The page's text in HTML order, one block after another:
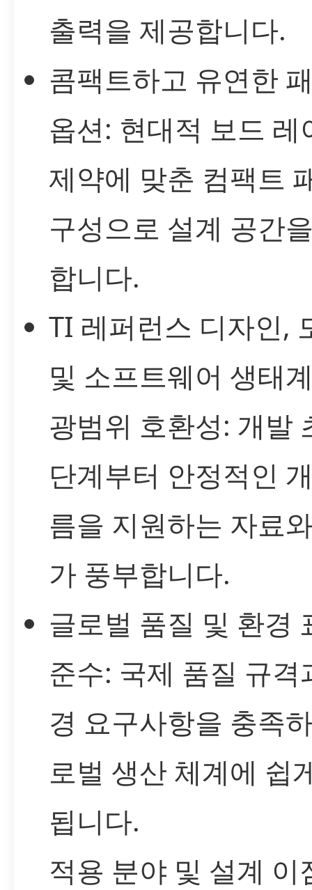
출력을 제공합니다.
콤팩트하고 유연한
옵션: 현대적 보드 레
제약에 맞춘 컴팩트
구성으로 설계 공간
합니다.
TI 레퍼런스 디자인,
및 소프트웨어 생태
광범위 호환성: 개발
단계부터 안정적인
름을 지원하는 자료
가 풍부합니다.
글로벌 품질 및 환경
준수: 국제 품질 규격
경 요구사항을 충족
로벌 생산 체계에 쉽
됩니다.
적용 분야 및 설계 이